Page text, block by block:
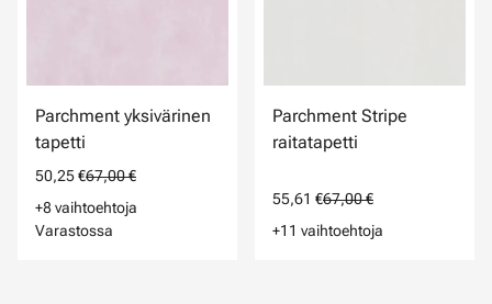
Parchment yksivärinen
tapetti
50,25 €67,00 €
+8 vaihtoehtoja
Varastossa
Parchment Stripe
raitatapetti
55,61 €67,00 €
+11 vaihtoehtoja